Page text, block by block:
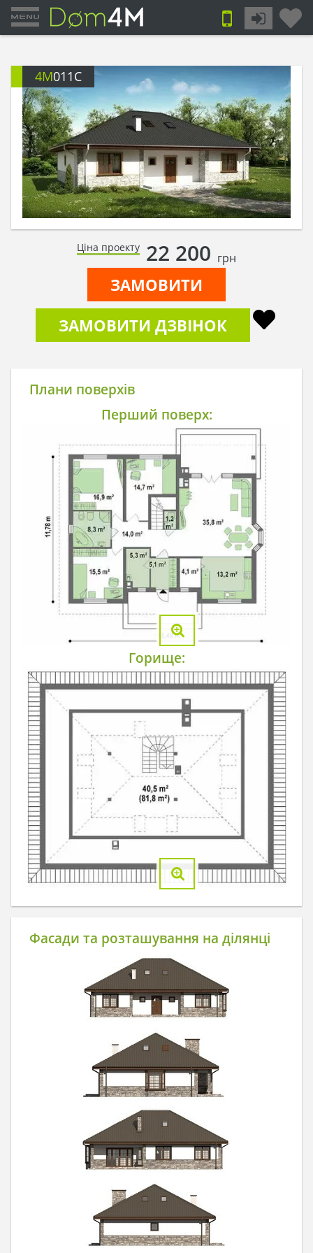
4M011C
Ціна проекту 22 200 грн
ЗАМОВИТИ
ЗАМОВИТИ ДЗВІНОК
Плани поверхів
Перший поверх:
Горище:
Фасади та розташування на ділянці